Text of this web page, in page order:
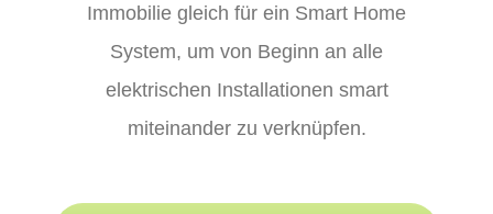
Immobilie gleich für ein Smart Home
System, um von Beginn an alle
elektrischen Installationen smart
miteinander zu verknüpfen.